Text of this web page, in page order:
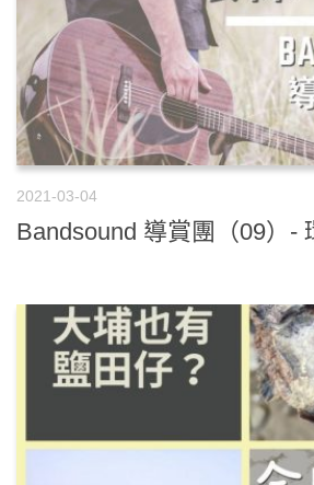
2021-03-04
Bandsound 導賞團（09）-